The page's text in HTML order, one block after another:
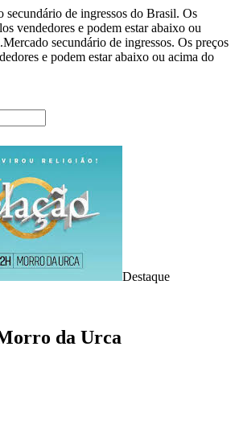
secundário de ingressos do Brasil. Os
vendedores e podem estar abaixo ou
Mercado secundário de ingressos. Os preços
e podem estar abaixo ou acima do
Destaque
da Urca